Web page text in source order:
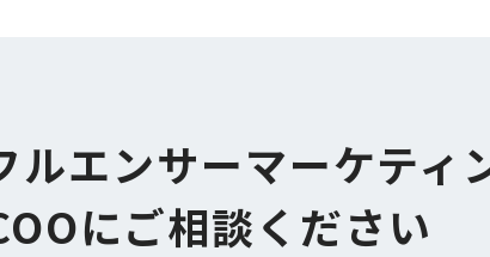
ルエンサーマーケティ
にご相談ください